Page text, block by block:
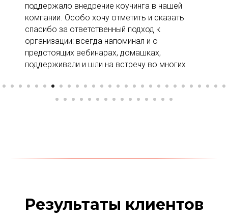
поддержало внедрение коучинга в нашей
компании. Особо хочу отметить и сказать
спасибо за ответственный подход к
организации: всегда напоминал и о
предстоящих вебинарах, домашках,
поддерживали и шли на встречу во многих
— это не просто инструменты и техники, это
ключики к познанию себя. Спасибо большое!
Результаты клиентов